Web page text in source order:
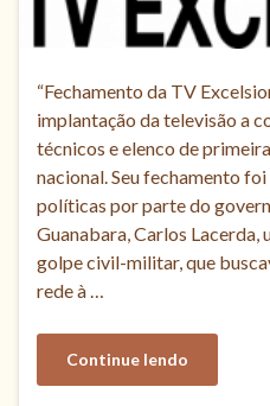
“Fechamento da TV
implantação da televisão a
técnicos e elenco de
nacional. Seu fechamento
políticas por parte do
Guanabara, Carlos
golpe civil-militar, que
rede à …
Continue lendo